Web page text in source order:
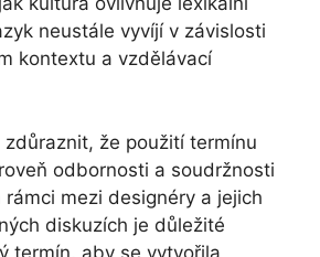
neustále vyvíjí v závislosti
kontextu a vzdělávací
že použití termínu
odbornosti a soudržnosti
mezi designéry a jejich
diskuzích je důležité
termín, aby se vytvořila